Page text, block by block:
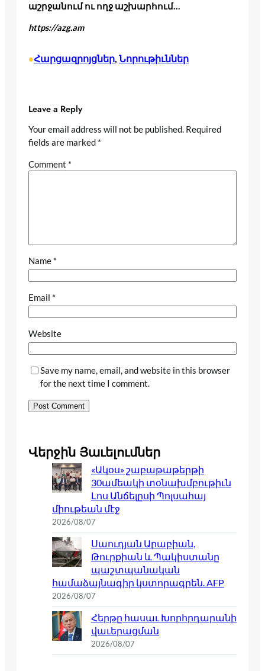
աշրջանում ու ողջ աշխարհում…
https://azg.am
•Հարցազրոյցներ Նորութիւններ
Leave a Reply
Your email address will not be published. Required
fields are marked *
Comment *
Name *
Email *
Website
Save my name, email, and website in this browser
for the next time I comment.
Վերջին Յաւելումներ
«Ակօս» շաբաթաթերթի
30ամեակի տօնախմբութիւն
Լոս Անճելըսի Պոլսահայ
միութեան մէջ
2026/08/07
Սաուդյան Արաբիան,
Թուրքիան և Պակիստանը
պաշտպանական
համաձայնագիր կստորագրեն. AFP
2026/08/07
Հերթը հասաւ Խորհրդարանի
վաւերացման
2026/08/07